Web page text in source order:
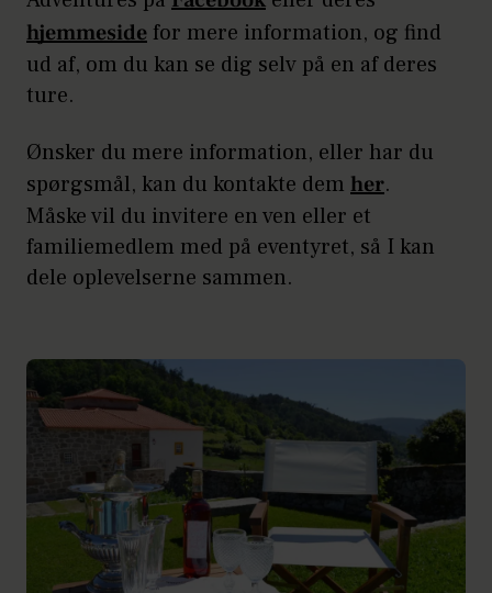
hjemmeside for mere information, og find
ud af, om du kan se dig selv på en af deres
ture.
Ønsker du mere information, eller har du
spørgsmål, kan du kontakte dem her.
Måske vil du invitere en ven eller et
familiemedlem med på eventyret, så I kan
dele oplevelserne sammen.